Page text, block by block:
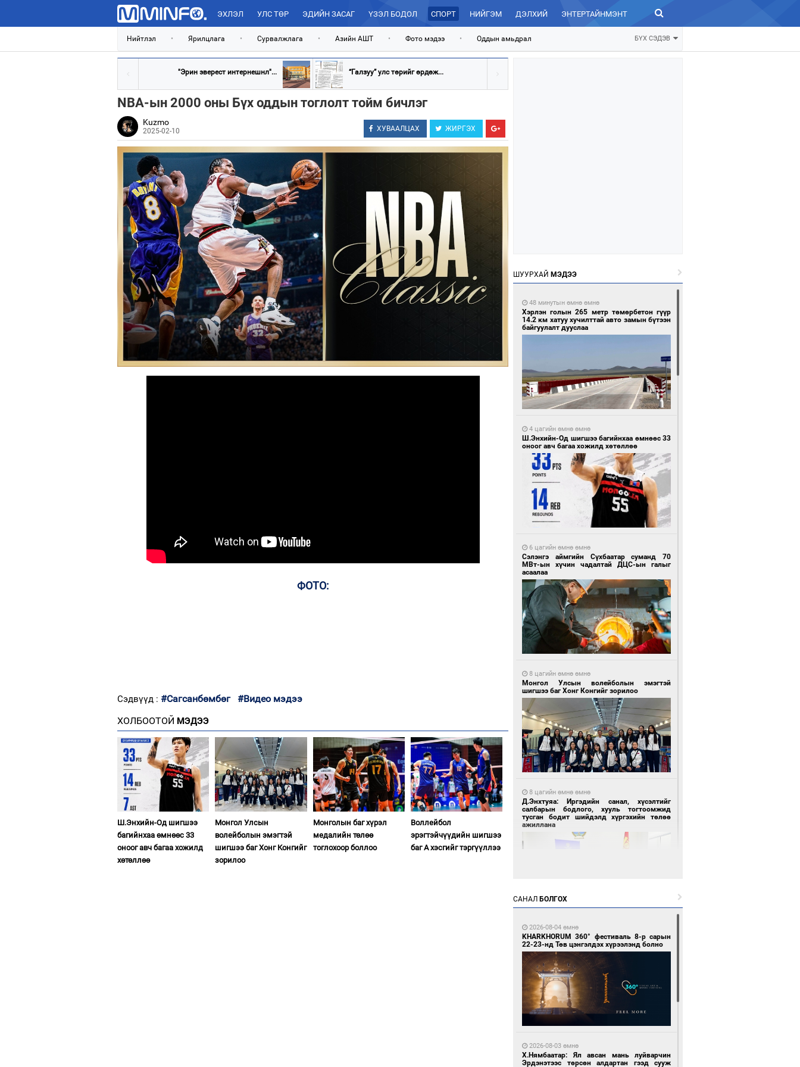
ЭХЛЭЛ УЛС ТӨР ЭДИЙН ЗАСАГ ҮЗЭЛ БОДОЛ СПОРТ НИЙГЭМ ДЭЛХИЙ ЭНТЕРТАЙНМЭНТ ЗУРХАЙ
Нийтлэл • Ярилцлага • Сурвалжлага • Азийн АШТ • Фото мэдээ • Оддын амьдрал БҮХ СЭДЭВ
"Эрин эверест интернешнл"... “Галзуу” улс төрийг өрдөж...
NBA-ын 2000 оны Бүх оддын тоглолт тойм бичлэг
Kuzmo
2025-02-10 ХУВААЛЦАХ ЖИРГЭХ
ФОТО:
Сэдвүүд : #Сагсанбөмбөг
#Видео мэдээ
ХОЛБООТОЙ МЭДЭЭ
Ш.Энхийн-Од шигшээ
багийнхаа өмнөөс 33
оноог авч багаа хожилд
хөтөллөө
Монгол Улсын
волейболын эмэгтэй
шигшээ баг Хонг Конгийг
зорилоо
Монголын баг хүрэл
медалийн төлөө
тоглохоор боллоо
Воллейбол
эрэгтэйчүүдийн шигшээ
баг А хэсгийг тэргүүллээ
ШУУРХАЙ МЭДЭЭ
48 минутын өмнө өмнө
Хэрлэн голын 265 метр төмөрбетон гүүр
14.2 км хатуу хучилттай авто замын бүтээн
байгуулалт дууслаа
4 цагийн өмнө өмнө
Ш.Энхийн-Од шигшээ багийнхаа өмнөөс 33
оноог авч багаа хожилд хөтөллөө
6 цагийн өмнө өмнө
Сэлэнгэ аймгийн Сүхбаатар суманд 70
МВт-ын хүчин чадалтай ДЦС-ын галыг
асаалаа
8 цагийн өмнө өмнө
Монгол Улсын волейболын эмэгтэй
шигшээ баг Хонг Конгийг зорилоо
8 цагийн өмнө өмнө
Д.Энхтуяа: Иргэдийн санал, хүсэлтийг
салбарын бодлого, хууль тогтоомжид
тусган бодит шийдэлд хүргэхийн төлөө
ажиллана
8 цагийн өмнө өмнө
Үс засуулвал жаргал үргэлжид ирнэ
Бороо орно, өдөртөө 24-26 хэм дулаан
байна
САНАЛ БОЛГОХ
2026-08-04 өмнө
KHARKHORUM 360° фестиваль 8-р сарын
22-23-нд Төв цэнгэлдэх хүрээлэнд болно
2026-08-03 өмнө
Х.Нямбаатар: Ял авсан мань луйварчин
Эрдэнэтээс төрсөн алдартан гээд сууж